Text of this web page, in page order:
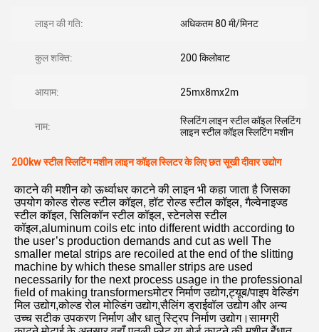
लाइन की गति: अधिकतम 80 मी/मिनट
कुल शक्ति: 200 किलोवाट
आयाम: 25mx8mx2m
नाम:
स्लिटिंग लाइन स्टील कॉइल स्लिटिंग
लाइन स्टील कॉइल स्लिटिंग मशीन
200kw स्टील स्लिटिंग मशीन लाइन कॉइल स्लिटर के लिए छत सूखी दीवार उद्योग
काटने की मशीन को ऊर्ध्वाधर काटने की लाइन भी कहा जाता है जिसका
उपयोग कोल्ड रोल्ड स्टील कॉइल, हॉट रोल्ड स्टील कॉइल, गैल्वेनाइज्ड
स्टील कॉइल, सिलिकॉन स्टील कॉइल, स्टेनलेस स्टील
कॉइल,aluminum coils etc into different width according to
the user’s production demands and cut as well The
smaller metal strips are recoiled at the end of the slitting
machine by which these smaller strips are used
necessarily for the next process usage in the professional
field of making transformersमोटर निर्माण उद्योग,ट्यूब/पाइप वेल्डिंग
मिल उद्योग,कोल्ड रोल मोल्डिंग उद्योग,सैलिंग ड्राईवॉल उद्योग और अन्य
उच्च सटीक उपकरण निर्माण और धातु स्ट्रिप निर्माण उद्योग।सामग्री